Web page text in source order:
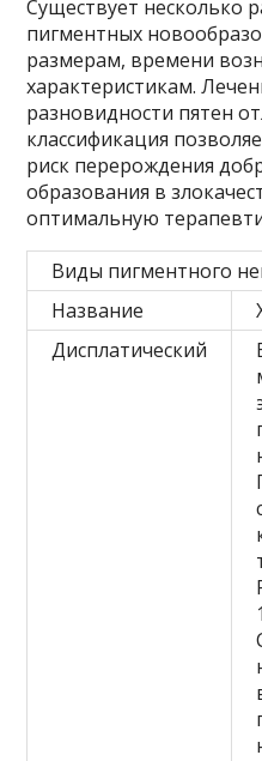
Существует несколько
пигментных
размерам, времени
характеристикам.
разновидности пятен
классификация
риск перерождения
образования в
оптимальную
Виды пигментного
Название
Дисплатический